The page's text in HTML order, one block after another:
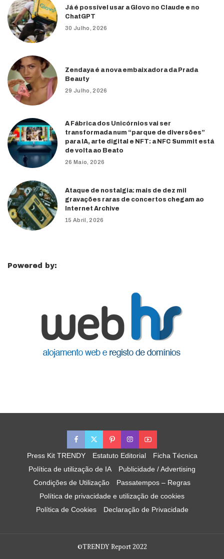
Já é possível usar a Glovo no Claude e no
ChatGPT
30 Julho, 2026
Zendaya é a nova embaixadora da Prada
Beauty
29 Julho, 2026
A Fábrica dos Unicórnios vai ser
transformada num “parque de diversões”
para IA, arte digital e NFT: a NFC Summit está
de volta ao Beato
26 Maio, 2026
Ataque de nostalgia: mais de dez mil
gravações raras de concertos chegam ao
Internet Archive
15 Abril, 2026
Powered by:
Press Kit TRENDY Estatuto Editorial
Ficha Técnica
Política de utilização de IA
Publicidade / Advertising
Condições de Utilização
Passatempos – Regras
Política de privacidade e utilização de cookies
Política de Cookies
Declaração de Privacidade
©TRENDY Report 2022